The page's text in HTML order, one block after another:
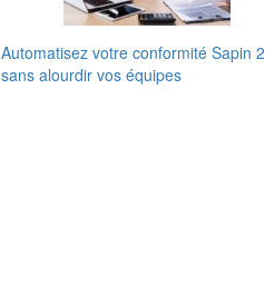
Automatisez votre conformité Sapin 2
sans alourdir vos équipes